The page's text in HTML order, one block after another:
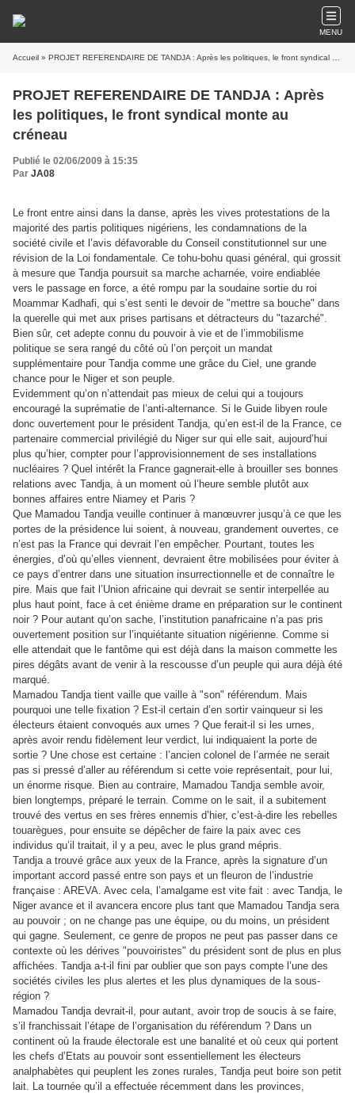
MENU
Accueil » PROJET REFERENDAIRE DE TANDJA : Après les politiques, le front syndical monte au créneau
PROJET REFERENDAIRE DE TANDJA : Après
les politiques, le front syndical monte au
créneau
Publié le 02/06/2009 à 15:35
Par JA08
Le front entre ainsi dans la danse, après les vives protestations de la
majorité des partis politiques nigériens, les condamnations de la
société civile et l’avis défavorable du Conseil constitutionnel sur une
révision de la Loi fondamentale. Ce tohu-bohu quasi général, qui grossit
à mesure que Tandja poursuit sa marche acharnée, voire endiablée
vers le passage en force, a été rompu par la soudaine sortie du roi
Moammar Kadhafi, qui s’est senti le devoir de "mettre sa bouche" dans
la querelle qui met aux prises partisans et détracteurs du "tazarché".
Bien sûr, cet adepte connu du pouvoir à vie et de l’immobilisme
politique se sera rangé du côté où l’on perçoit un mandat
supplémentaire pour Tandja comme une grâce du Ciel, une grande
chance pour le Niger et son peuple.
Evidemment qu’on n’attendait pas mieux de celui qui a toujours
encouragé la suprématie de l’anti-alternance. Si le Guide libyen roule
donc ouvertement pour le président Tandja, qu’en est-il de la France, ce
partenaire commercial privilégié du Niger sur qui elle sait, aujourd’hui
plus qu’hier, compter pour l’approvisionnement de ses installations
nucléaires ? Quel intérêt la France gagnerait-elle à brouiller ses bonnes
relations avec Tandja, à un moment où l’heure semble plutôt aux
bonnes affaires entre Niamey et Paris ?
Que Mamadou Tandja veuille continuer à manœuvrer jusqu’à ce que les
portes de la présidence lui soient, à nouveau, grandement ouvertes, ce
n’est pas la France qui devrait l’en empêcher. Pourtant, toutes les
énergies, d’où qu’elles viennent, devraient être mobilisées pour éviter à
ce pays d’entrer dans une situation insurrectionnelle et de connaître le
pire. Mais que fait l’Union africaine qui devrait se sentir interpellée au
plus haut point, face à cet énième drame en préparation sur le continent
noir ? Pour autant qu’on sache, l’institution panafricaine n’a pas pris
ouvertement position sur l’inquiétante situation nigérienne. Comme si
elle attendait que le fantôme qui est déjà dans la maison commette les
pires dégâts avant de venir à la rescousse d’un peuple qui aura déjà été
marqué.
Mamadou Tandja tient vaille que vaille à "son" référendum. Mais
pourquoi une telle fixation ? Est-il certain d’en sortir vainqueur si les
électeurs étaient convoqués aux urnes ? Que ferait-il si les urnes,
après avoir rendu fidèlement leur verdict, lui indiquaient la porte de
sortie ? Une chose est certaine : l’ancien colonel de l’armée ne serait
pas si pressé d’aller au référendum si cette voie représentait, pour lui,
un énorme risque. Bien au contraire, Mamadou Tandja semble avoir,
bien longtemps, préparé le terrain. Comme on le sait, il a subitement
trouvé des vertus en ses frères ennemis d’hier, c’est-à-dire les rebelles
touarègues, pour ensuite se dépêcher de faire la paix avec ces
individus qu’il traitait, il y a peu, avec le plus grand mépris.
Tandja a trouvé grâce aux yeux de la France, après la signature d’un
important accord passé entre son pays et un fleuron de l’industrie
française : AREVA. Avec cela, l’amalgame est vite fait : avec Tandja, le
Niger avance et il avancera encore plus tant que Mamadou Tandja sera
au pouvoir ; on ne change pas une équipe, ou du moins, un président
qui gagne. Seulement, ce genre de propos ne peut pas passer dans ce
contexte où les dérives "pouvoiristes" du président sont de plus en plus
affichées. Tandja a-t-il fini par oublier que son pays compte l’une des
sociétés civiles les plus alertes et les plus dynamiques de la sous-
région ?
Mamadou Tandja devrait-il, pour autant, avoir trop de soucis à se faire,
s’il franchissait l’étape de l’organisation du référendum ? Dans un
continent où la fraude électorale est une banalité et où ceux qui portent
les chefs d’Etats au pouvoir sont essentiellement les électeurs
analphabètes qui peuplent les zones rurales, Tandja peut boire son petit
lait. La tournée qu’il a effectuée récemment dans les provinces,